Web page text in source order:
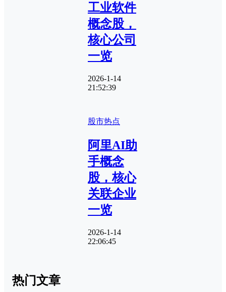
工业软件
概念股，
核心公司
一览
2026-1-14
21:52:39
股市热点
阿里AI助
手概念
股，核心
关联企业
一览
2026-1-14
22:06:45
热门文章